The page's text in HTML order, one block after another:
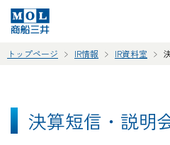
トップページ IR情報 IR資料室
決算短信・説明